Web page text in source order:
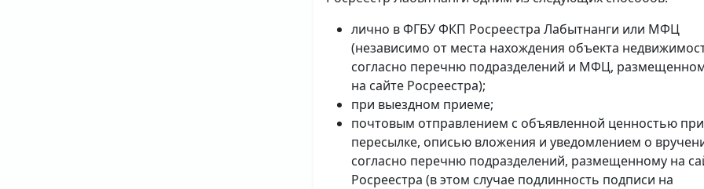
лично в ФГБУ ФКП Росреестра Лабытнанги или МФЦ
(независимо от места нахождения объекта
согласно перечню подразделений и МФЦ,
на сайте Росреестра);
при выездном приеме;
почтовым отправлением с объявленной ценностью при
пересылке, описью вложения и уведомлением о
согласно перечню подразделений, размещенному на
Росреестра (в этом случае подлинность подписи на